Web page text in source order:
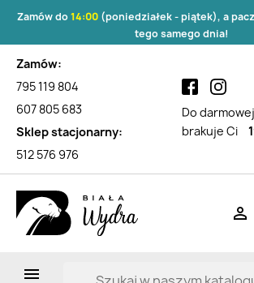
Zamów do14:00(poniedziałek - piątek), a
tego samego dnia!
Zamów:
795 119 804
607 805 683
Sklep stacjonarny:
512 576 976
Do
brakuje Ci
